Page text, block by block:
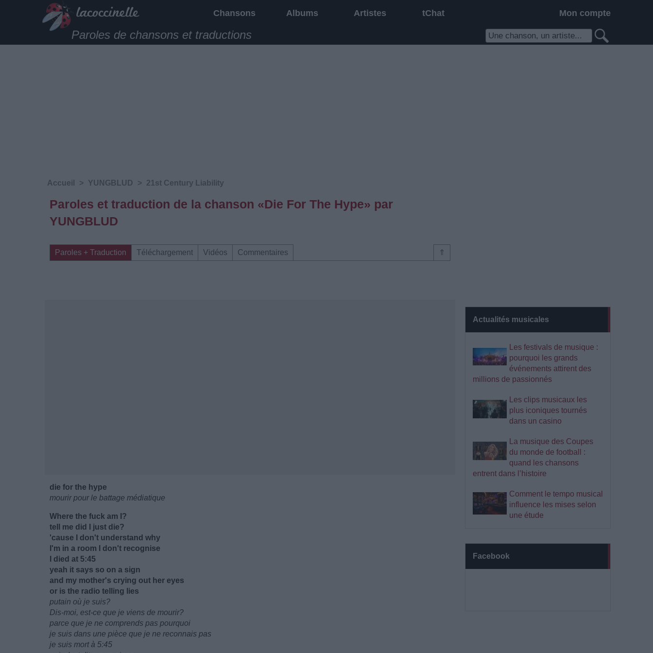
Chansons Albums Artistes tChat Mon compte
Paroles de chansons et traductions
Actualités musicales
Les festivals de musique :
pourquoi les grands
événements attirent des
millions de passionnés
Les clips musicaux les
plus iconiques tournés
dans un casino
La musique des Coupes
du monde de football :
quand les chansons
entrent dans l’histoire
Comment le tempo musical
influence les mises selon
une étude
Facebook
Accueil > YUNGBLUD > 21st Century Liability
Paroles et traduction de la chanson «Die For The Hype» par
YUNGBLUD
⇑
Paroles + Traduction Téléchargement Vidéos Commentaires
die for the hype
mourir pour le battage médiatique
Where the fuck am I?
tell me did I just die?
'cause I don't understand why
I'm in a room I don't recognise
I died at 5:45
yeah it says so on a sign
and my mother's crying out her eyes
or is the radio telling lies
putain où je suis?
Dis-moi, est-ce que je viens de mourir?
parce que je ne comprends pas pourquoi
je suis dans une pièce que je ne reconnais pas
je suis mort à 5:45